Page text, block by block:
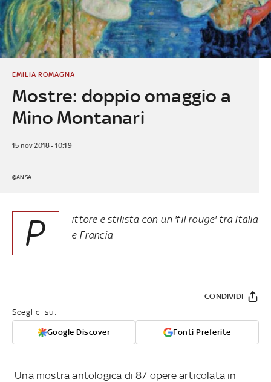
Mostre: doppio omaggio a
Mino Montanari
EMILIA ROMAGNA
15 nov 2018 - 10:19
@ANSA
P
ittore e stilista con un 'fil rouge' tra Italia
e Francia
Sceglici su:
Google Discover Fonti Preferite
CONDIVIDI
Una mostra antologica di 87 opere articolata in